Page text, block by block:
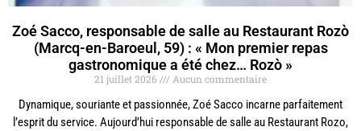
Zoé Sacco, responsable de salle au Restaurant Rozò
(Marcq-en-Baroeul, 59) : « Mon premier repas
gastronomique a été chez… Rozò »
21 juillet 2026 Aucun commentaire
Dynamique, souriante et passionnée, Zoé Sacco incarne parfaitement
l’esprit du service. Aujourd’hui responsable de salle au Restaurant Rozo,